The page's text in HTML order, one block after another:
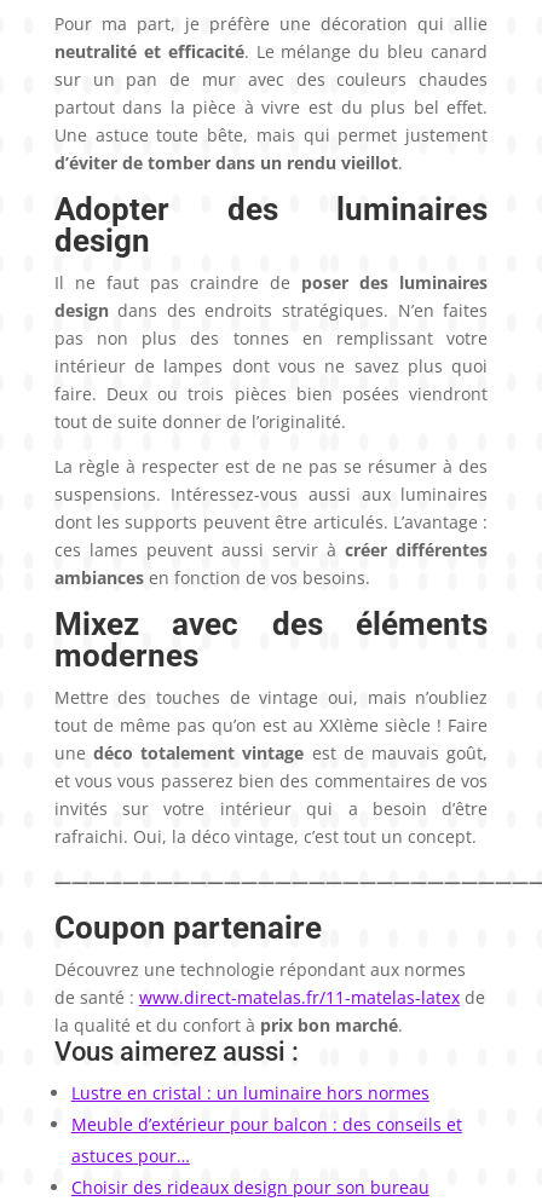
Pour ma part, je préfère une décoration qui allie
neutralité et efficacité. Le mélange du bleu canard
sur un pan de mur avec des couleurs chaudes
partout dans la pièce à vivre est du plus bel effet.
Une astuce toute bête, mais qui permet justement
d’éviter de tomber dans un rendu vieillot.
Adopter des luminaires
design
Il ne faut pas craindre de poser des luminaires
designdans des endroits stratégiques. N’en faites
pas non plus des tonnes en remplissant votre
intérieur de lampes dont vous ne savez plus quoi
faire. Deux ou trois pièces bien posées viendront
tout de suite donner de l’originalité.
La règle à respecter est de ne pas se résumer à des
suspensions. Intéressez-vous aussi aux luminaires
dont les supports peuvent être articulés. L’avantage :
ces lames peuvent aussi servir àcréer différentes
ambiances en fonction de vos besoins.
Mixez avec des éléments
modernes
Mettre des touches de vintage oui, mais n’oubliez
tout de même pas qu’on est au XXIème siècle ! Faire
une déco totalement vintage est de mauvais goût,
et vous vous passerez bien des commentaires de vos
invités sur votre intérieur qui a besoin d’être
rafraichi. Oui, la déco vintage, c’est tout un concept.
Coupon partenaire
Découvrez une technologie répondant aux normes
de santé : www.direct-matelas.fr/11-matelas-latexde
la qualité et du confort à prix bon marché.
Vous aimerez aussi :
Lustre en cristal : un luminaire hors normes
Meuble d’extérieur pour balcon : des conseils et
astuces pour…
Choisir des rideaux design pour son bureau